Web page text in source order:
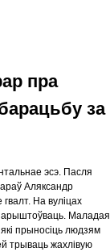
пра
за
эсэ. Пасля
Аляксандр
На вуліцах
арыштоўваць. Маладая
прыносіць людзям
трываць жахлівую